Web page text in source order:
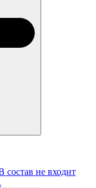
состав не входит